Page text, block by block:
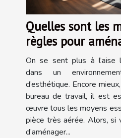
Quelles sont les
règles pour
bureau ?
On se sent plus à l’aise
dans un
d’esthétique. Encore
bureau de travail, il est
œuvre tous les moyens
pièce très aérée. Alors,
d’aménager...